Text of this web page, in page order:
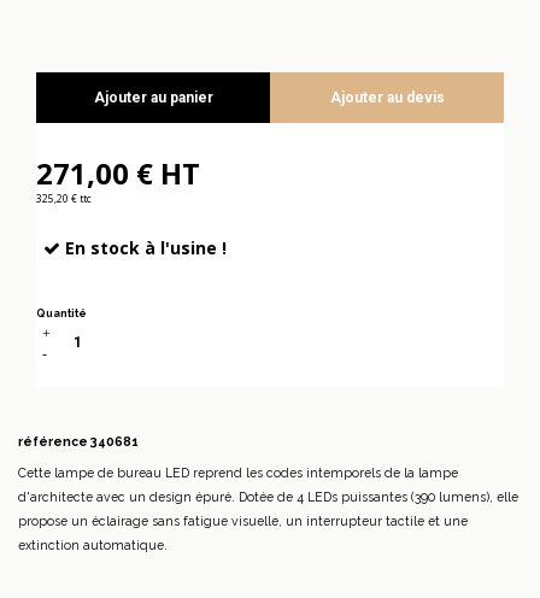
Ajouter au panier Ajouter au devis
271,00 € HT
325,20 € ttc
En stock à l'usine !
Quantité
référence 340681
Cette lampe de bureau LED reprend les codes intemporels de la lampe
d'architecte avec un design épuré. Dotée de 4 LEDs puissantes (390 lumens), elle
propose un éclairage sans fatigue visuelle, un interrupteur tactile et une
extinction automatique.